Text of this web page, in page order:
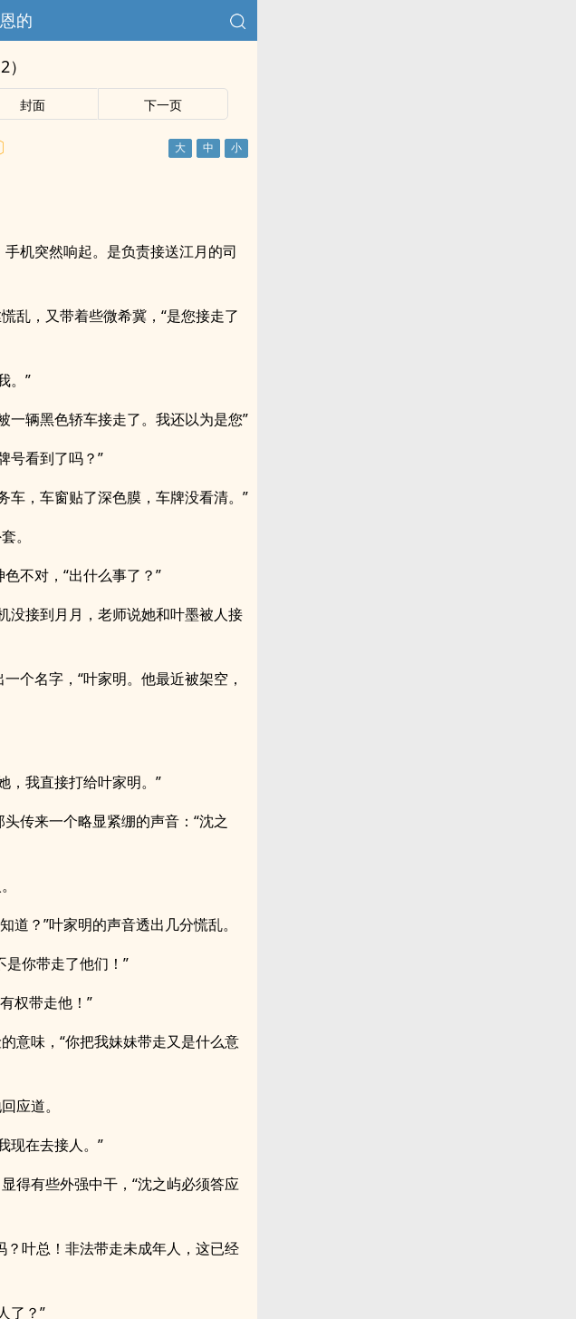
的
封面 下一页
机突然响起。是负责接送江月的司
乱，又带着些微希冀，“是您接走了
。”
一辆黑色轿车接走了。我还以为是您”
号看到了吗？”
车，车窗贴了深色膜，车牌没看清。”
。
不对，“出什么事了？”
没接到月月，老师说她和叶墨被人接
个名字，“叶家明。他最近被架空，
，我直接打给叶家明。”
传来一个略显紧绷的声音：“沈之
道？”叶家明的声音透出几分慌乱。
是你带走了他们！”
权带走他！”
意味，“你把我妹妹带走又是什么意
应道。
现在去接人。”
得有些外强中干，“沈之屿必须答应
？叶总！非法带走未成年人，这已经
了？”